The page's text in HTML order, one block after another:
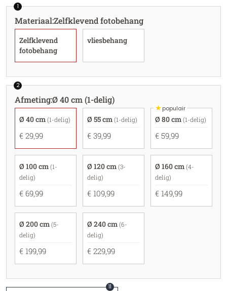
1
Materiaal:Zelfklevend fotobehang
Zelfklevend
fotobehang
vliesbehang
2
Afmeting:Ø 40 cm (1-delig)
Ø 40 cm (1-delig)
€ 29,99
Ø 55 cm (1-delig)
€ 39,99
★populair
Ø 80 cm (1-delig)
€ 59,99
Ø 100 cm (1-
delig)
€ 69,99
Ø 120 cm (3-
delig)
€ 109,99
Ø 160 cm (4-
delig)
€ 149,99
Ø 200 cm (5-
delig)
€ 199,99
Ø 240 cm (6-
delig)
€ 229,99
11